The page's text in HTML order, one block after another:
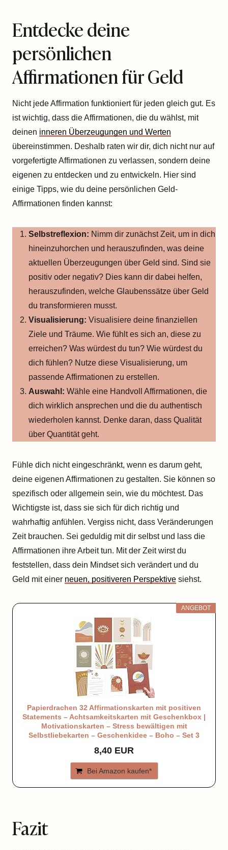
Entdecke deine
persönlichen
Affirmationen für Geld
Nicht jede Affirmation funktioniert für jeden gleich gut. Es
ist wichtig, dass die Affirmationen, die du wählst, mit
deinen inneren Überzeugungen und Werten
übereinstimmen. Deshalb raten wir dir, dich nicht nur auf
vorgefertigte Affirmationen zu verlassen, sondern deine
eigenen zu entdecken und zu entwickeln. Hier sind
einige Tipps, wie du deine persönlichen Geld-
Affirmationen finden kannst:
Selbstreflexion: Nimm dir zunächst Zeit, um in dich
hineinzuhorchen und herauszufinden, was deine
aktuellen Überzeugungen über Geld sind. Sind sie
positiv oder negativ? Dies kann dir dabei helfen,
herauszufinden, welche Glaubenssätze über Geld
du transformieren musst.
Visualisierung: Visualisiere deine finanziellen
Ziele und Träume. Wie fühlt es sich an, diese zu
erreichen? Was würdest du tun? Wie würdest du
dich fühlen? Nutze diese Visualisierung, um
passende Affirmationen zu erstellen.
Auswahl: Wähle eine Handvoll Affirmationen, die
dich wirklich ansprechen und die du authentisch
wiederholen kannst. Denke daran, dass Qualität
über Quantität geht.
Fühle dich nicht eingeschränkt, wenn es darum geht,
deine eigenen Affirmationen zu gestalten. Sie können so
spezifisch oder allgemein sein, wie du möchtest. Das
Wichtigste ist, dass sie sich für dich richtig und
wahrhaftig anfühlen. Vergiss nicht, dass Veränderungen
Zeit brauchen. Sei geduldig mit dir selbst und lass die
Affirmationen ihre Arbeit tun. Mit der Zeit wirst du
feststellen, dass dein Mindset sich verändert und du
Geld mit einer neuen, positiveren Perspektive siehst.
ANGEBOT
Papierdrachen 32 Affirmationskarten mit positiven
Statements – Achtsamkeitskarten mit Geschenkbox |
Motivationskarten – Stress bewältigen mit
Selbstliebekarten – Geschenkidee – Boho – Set 3
8,40 EUR
Bei Amazon kaufen*
Fazit